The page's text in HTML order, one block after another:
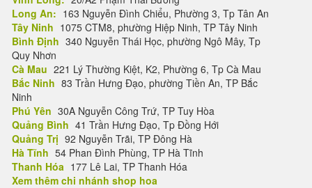
Long An: 163 Nguyễn Đình Chiểu, Phường 3, Tp Tân An
Tây Ninh 1075 CTM8, phường Hiệp Ninh, TP Tây Ninh
Bình Định 340 Nguyễn Thái Học, phường Ngô Mây, Tp
Quy Nhơn
Cà Mau 221 Lý Thường Kiệt, K2, Phường 6, Tp Cà Mau
Bắc Ninh 83 Trần Hưng Đạo, phường Tiền An, TP Bắc
Ninh
Phú Yên 30A Nguyễn Công Trứ, TP Tuy Hòa
Quảng Bình 41 Trần Hưng Đạo, Tp Đồng Hới
Quảng Trị 92 Nguyễn Trãi, TP Đông Hà
Hà Tĩnh 54 Phan Đình Phùng, TP Hà Tĩnh
Thanh Hóa 177 Lê Lai, TP Thanh Hóa
Xem thêm chi nhánh shop hoa